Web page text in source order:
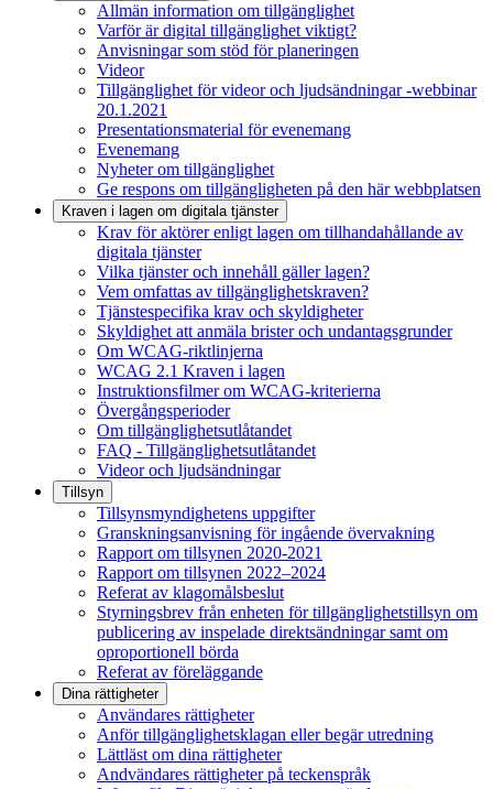
Allmän information om tillgänglighet
Varför är digital tillgänglighet viktigt?
Anvisningar som stöd för planeringen
Videor
Tillgänglighet för videor och ljudsändningar -webbinar
20.1.2021
Presentationsmaterial för evenemang
Evenemang
Nyheter om tillgänglighet
Ge respons om tillgängligheten på den här webbplatsen
Kraven i lagen om digitala tjänster
Krav för aktörer enligt lagen om tillhandahållande av
digitala tjänster
Vilka tjänster och innehåll gäller lagen?
Vem omfattas av tillgänglighetskraven?
Tjänstespecifika krav och skyldigheter
Skyldighet att anmäla brister och undantagsgrunder
Om WCAG-riktlinjerna
WCAG 2.1 Kraven i lagen
Instruktionsfilmer om WCAG-kriterierna
Övergångsperioder
Om tillgänglighetsutlåtandet
FAQ - Tillgänglighetsutlåtandet
Videor och ljudsändningar
Tillsyn
Tillsynsmyndighetens uppgifter
Granskningsanvisning för ingående övervakning
Rapport om tillsynen 2020-2021
Rapport om tillsynen 2022–2024
Referat av klagomålsbeslut
Styrningsbrev från enheten för tillgänglighetstillsyn om
publicering av inspelade direktsändningar samt om
oproportionell börda
Referat av föreläggande
Dina rättigheter
Användares rättigheter
Anför tillgänglighetsklagan eller begär utredning
Lättläst om dina rättigheter
Andvändares rättigheter på teckenspråk